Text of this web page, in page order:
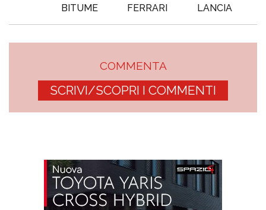
BITUME
FERRARI LANCIA
COMMENTA
SCRIVI/SCOPRI I COMMENTI